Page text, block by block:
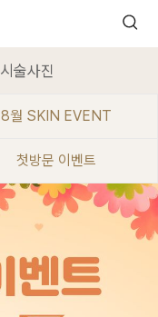
시술사진
8월 SKIN EVENT
첫방문 이벤트